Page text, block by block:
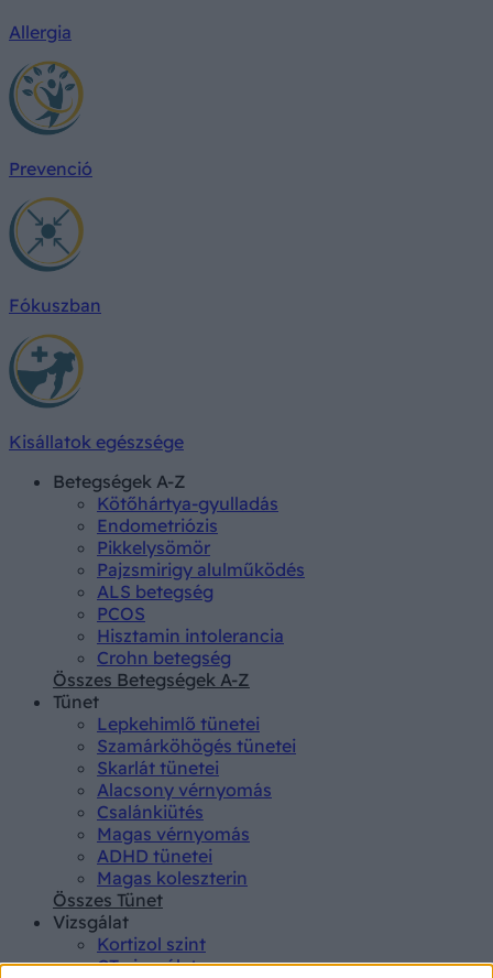
Allergia
Prevenció
Fókuszban
Kisállatok egészsége
Betegségek A-Z
Kötőhártya-gyulladás
Endometriózis
Pikkelysömör
Pajzsmirigy alulműködés
ALS betegség
PCOS
Hisztamin intolerancia
Crohn betegség
Összes Betegségek A-Z
Tünet
Lepkehimlő tünetei
Szamárköhögés tünetei
Skarlát tünetei
Alacsony vérnyomás
Csalánkiütés
Magas vérnyomás
ADHD tünetei
Magas koleszterin
Összes Tünet
Vizsgálat
Kortizol szint
CT-vizsgálat